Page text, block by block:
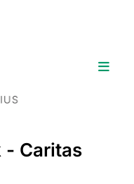
- Caritas